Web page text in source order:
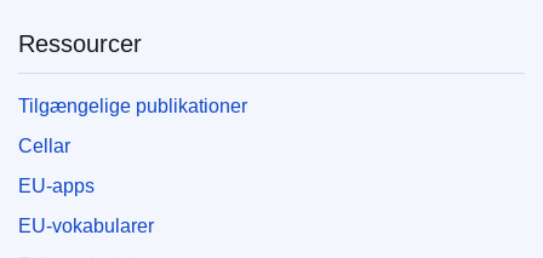
Ressourcer
Tilgængelige publikationer
Cellar
EU-apps
EU-vokabularer